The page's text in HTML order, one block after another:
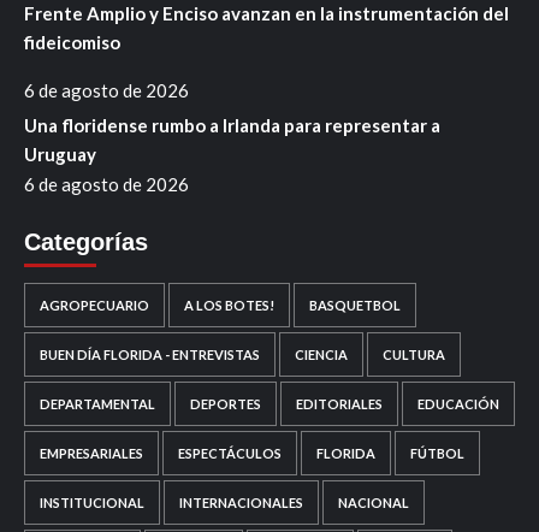
Frente Amplio y Enciso avanzan en la instrumentación del
fideicomiso
6 de agosto de 2026
Una floridense rumbo a Irlanda para representar a
Uruguay
6 de agosto de 2026
Categorías
AGROPECUARIO A LOS BOTES! BASQUETBOL
BUEN DÍA FLORIDA - ENTREVISTAS CIENCIA CULTURA
DEPARTAMENTAL DEPORTES EDITORIALES EDUCACIÓN
EMPRESARIALES ESPECTÁCULOS FLORIDA FÚTBOL
INSTITUCIONAL INTERNACIONALES NACIONAL